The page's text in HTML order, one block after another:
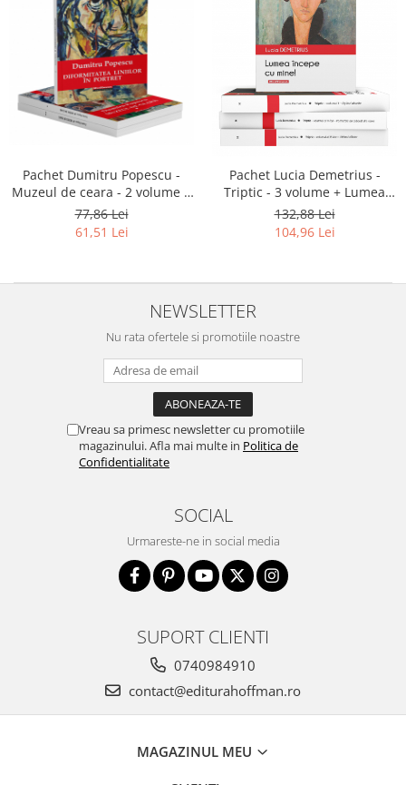
Pachet Dumitru Popescu -
Muzeul de ceara - 2 volume +
Diformitatea liniilor în portret!
77,86 Lei
61,51 Lei
Pachet Lucia Demetrius -
Triptic - 3 volume + Lumea
începe cu mine!
132,88 Lei
104,96 Lei
NEWSLETTER
Nu rata ofertele si promotiile noastre
Vreau sa primesc newsletter cu promotiile
magazinului. Afla mai multe in Politica de
Confidentialitate
SOCIAL
Urmareste-ne in social media
SUPORT CLIENTI
0740984910
contact@editurahoffman.ro
MAGAZINUL MEU